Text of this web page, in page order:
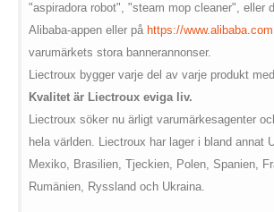
"aspiradora robot", "steam mop cleaner", eller
Alibaba-appen eller på https://www.alibaba.com
varumärkets stora bannerannonser.
Liectroux bygger varje del av varje produkt
Kvalitet är Liectroux eviga liv.
Liectroux söker nu ärligt varumärkesagenter
hela världen. Liectroux har lager i bland annat
Mexiko, Brasilien, Tjeckien, Polen, Spanien,
Rumänien, Ryssland och Ukraina.